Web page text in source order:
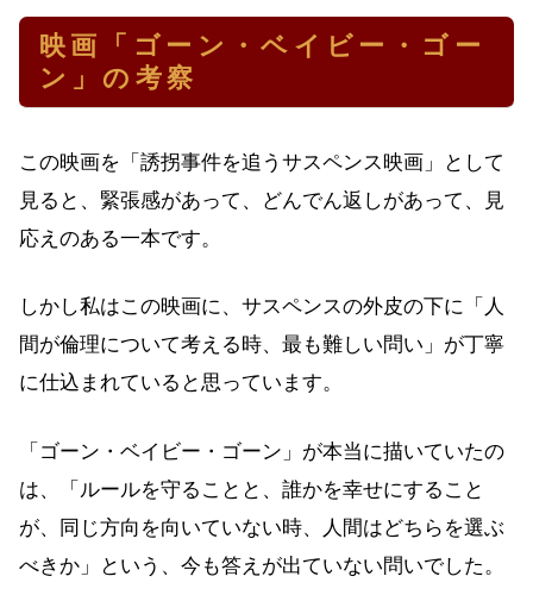
映画「ゴーン・ベイビー・ゴー
ン」の考察
この映画を「誘拐事件を追うサスペンス映画」として
見ると、緊張感があって、どんでん返しがあって、見
応えのある一本です。
しかし私はこの映画に、サスペンスの外皮の下に「人
間が倫理について考える時、最も難しい問い」が丁寧
に仕込まれていると思っています。
「ゴーン・ベイビー・ゴーン」が本当に描いていたの
は、「ルールを守ることと、誰かを幸せにすること
が、同じ方向を向いていない時、人間はどちらを選ぶ
べきか」という、今も答えが出ていない問いでした。